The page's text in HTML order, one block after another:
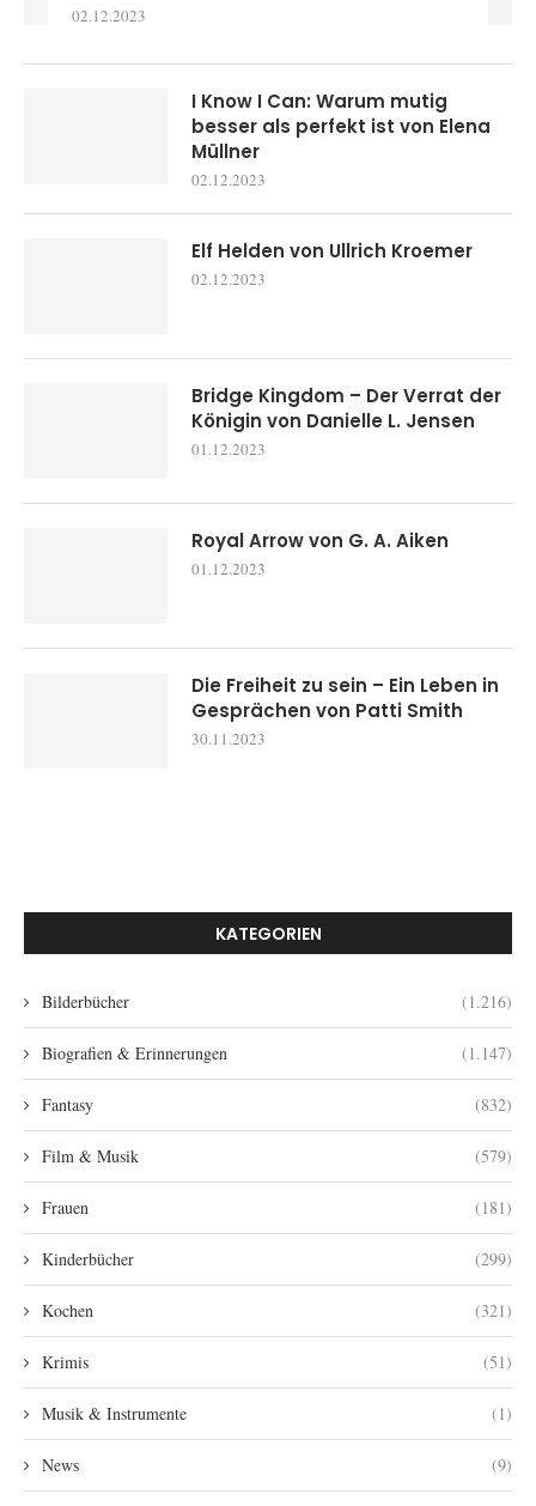
02.12.2023
I Know I Can: Warum mutig
besser als perfekt ist von Elena
Müllner
02.12.2023
Elf Helden von Ullrich Kroemer
02.12.2023
Bridge Kingdom – Der Verrat der
Königin von Danielle L. Jensen
01.12.2023
Royal Arrow von G. A. Aiken
01.12.2023
Die Freiheit zu sein – Ein Leben in
Gesprächen von Patti Smith
30.11.2023
KATEGORIEN
Bilderbücher (1.216)
Biografien & Erinnerungen (1.147)
Fantasy (832)
Film & Musik (579)
Frauen (181)
Kinderbücher (299)
Kochen (321)
Krimis (51)
Musik & Instrumente (1)
News (9)